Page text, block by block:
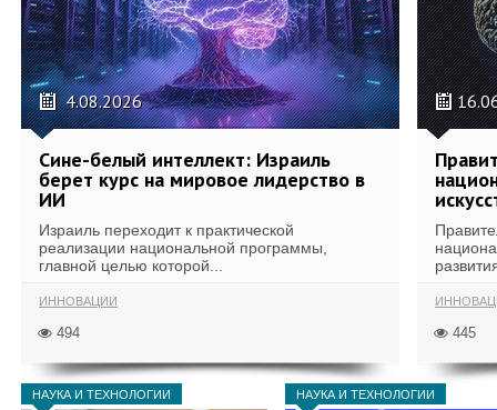
4.08.2026
Сине-белый интеллект: Израиль
берет курс на мировое лидерство в
ИИ
Израиль переходит к практической
реализации национальной программы,
главной целью которой...
ИННОВАЦИИ
494 445
НАУКА И ТЕХНОЛОГИИ НАУКА И ТЕХНОЛОГИИ